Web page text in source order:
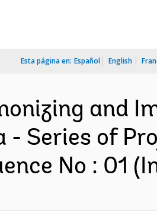
Esta página en: Español English
and
Series of
No : 01